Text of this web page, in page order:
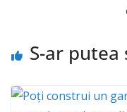
S-ar putea